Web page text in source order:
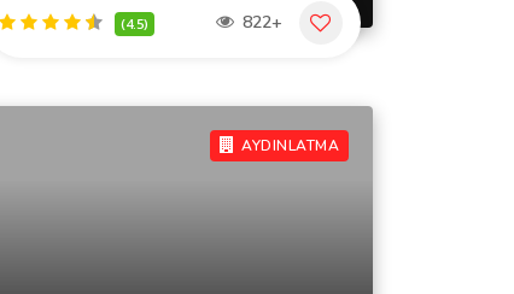
(4.5) 822+
AYDINLATMA